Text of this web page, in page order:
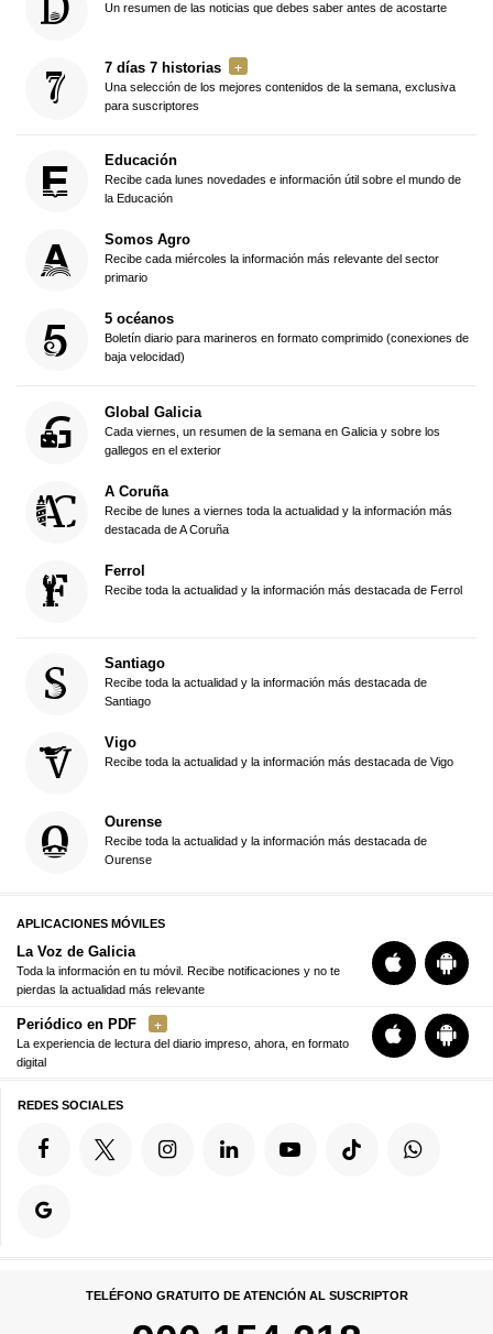
Un resumen de las noticias que debes saber antes de acostarte
7 días 7 historias
Una selección de los mejores contenidos de la semana, exclusiva
para suscriptores
Educación
Recibe cada lunes novedades e información útil sobre el mundo de
la Educación
Somos Agro
Recibe cada miércoles la información más relevante del sector
primario
5 océanos
Boletín diario para marineros en formato comprimido (conexiones de
baja velocidad)
Global Galicia
Cada viernes, un resumen de la semana en Galicia y sobre los
gallegos en el exterior
A Coruña
Recibe de lunes a viernes toda la actualidad y la información más
destacada de A Coruña
Ferrol
Recibe toda la actualidad y la información más destacada de Ferrol
Santiago
Recibe toda la actualidad y la información más destacada de
Santiago
Vigo
Recibe toda la actualidad y la información más destacada de Vigo
Ourense
Recibe toda la actualidad y la información más destacada de
Ourense
APLICACIONES MÓVILES
La Voz de Galicia
Toda la información en tu móvil. Recibe notificaciones y no te
pierdas la actualidad más relevante
Periódico en PDF
La experiencia de lectura del diario impreso, ahora, en formato
digital
REDES SOCIALES
TELÉFONO GRATUITO DE ATENCIÓN AL SUSCRIPTOR